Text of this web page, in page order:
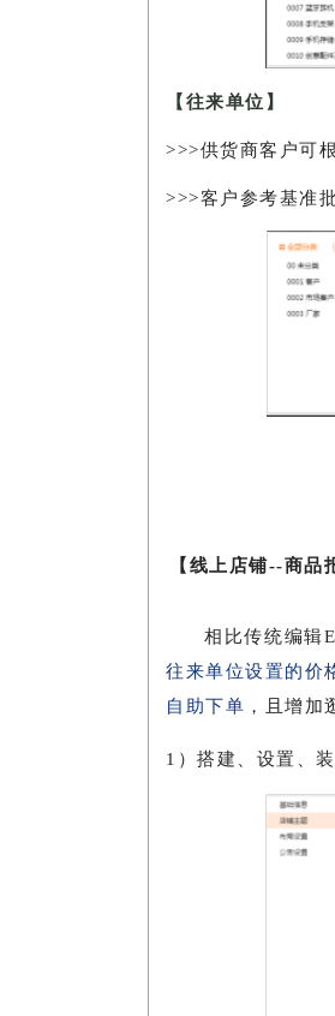
【往来单位】
>>>供货商客户可
>>>客户参考基准
【 线上店铺--商品
相比传统编辑
往来单位设置的价
自助下单 ，且增加
1）搭建、设置、